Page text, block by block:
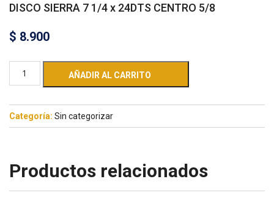
DISCO SIERRA 7 1/4 x 24DTS CENTRO 5/8
$ 8.900
AÑADIR AL CARRITO
Categoría: Sin categorizar
Productos relacionados